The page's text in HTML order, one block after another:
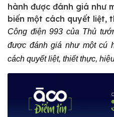
Tin tức
Giới thiệu
Dịch vụ quản lý BĐS
Liên hệ
Hotline:0911 832 832
hành được đánh giá như
biến một cách quyết liệt,
Công điện 993 của Thủ
được đánh giá như một cú
cách quyết liệt, thiết thực,